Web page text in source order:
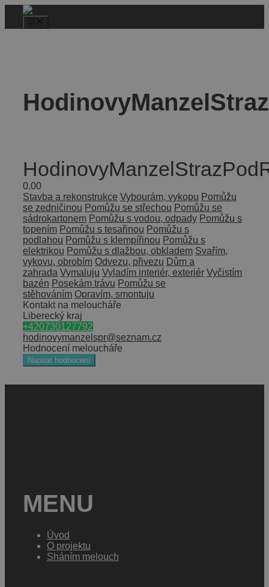
0.00
Stavba a rekonstrukce Vybourám, vykopu Pomůžu
se zedničinou Pomůžu se střechou Pomůžu se
sádrokartonem Pomůžu s vodou, odpady Pomůžu s
topením Pomůžu s tesařinou Pomůžu s
podlahou Pomůžu s klempířinou Pomůžu s
elektrikou Pomůžu s dlažbou, obkladem Svařím,
vykovu, obrobím Odvezu, přivezu Dům a
zahrada Vymaluju Vyladím interiér, exteriér Vyčistím
bazén Posekám trávu Pomůžu se
stěhováním Opravím, smontuju
Kontakt na meloucháře
Liberecký kraj
+420730127792
hodinovymanzelspr@seznam.cz
Hodnocení meloucháře
Napsat hodnocení
MENU
Úvod
O projektu
Sháním melouch